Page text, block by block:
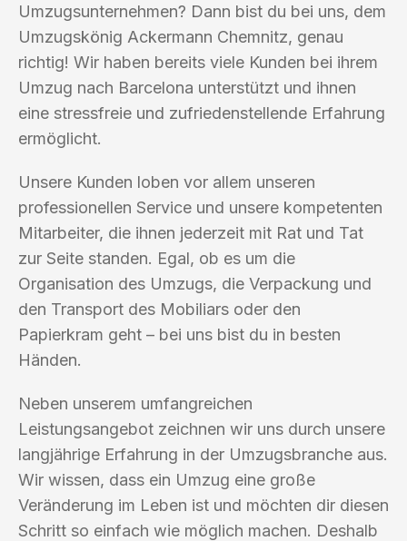
Umzugsunternehmen? Dann bist du bei uns, dem
Umzugskönig Ackermann Chemnitz, genau
richtig! Wir haben bereits viele Kunden bei ihrem
Umzug nach Barcelona unterstützt und ihnen
eine stressfreie und zufriedenstellende Erfahrung
ermöglicht.
Unsere Kunden loben vor allem unseren
professionellen Service und unsere kompetenten
Mitarbeiter, die ihnen jederzeit mit Rat und Tat
zur Seite standen. Egal, ob es um die
Organisation des Umzugs, die Verpackung und
den Transport des Mobiliars oder den
Papierkram geht – bei uns bist du in besten
Händen.
Neben unserem umfangreichen
Leistungsangebot zeichnen wir uns durch unsere
langjährige Erfahrung in der Umzugsbranche aus.
Wir wissen, dass ein Umzug eine große
Veränderung im Leben ist und möchten dir diesen
Schritt so einfach wie möglich machen. Deshalb